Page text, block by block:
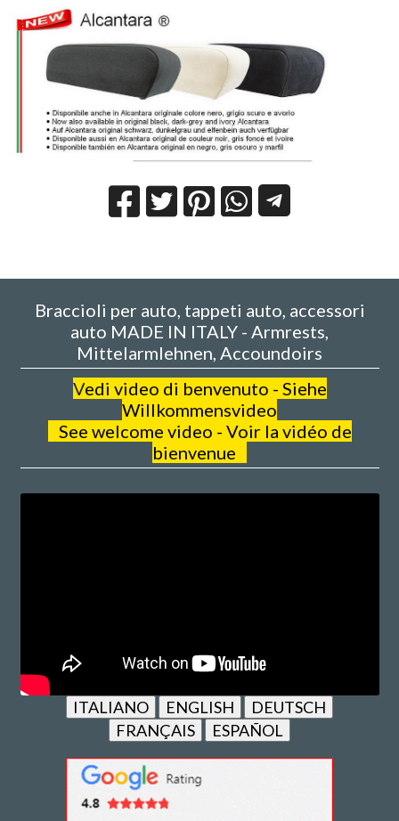
Braccioli per auto, tappeti auto, accessori
auto MADE IN ITALY - Armrests,
Mittelarmlehnen, Accoundoirs
Vedi video di benvenuto - Siehe
Willkommensvideo
See welcome video - Voir la vidéo de
bienvenue
ITALIANO ENGLISH
DEUTSCH
FRANÇAIS
ESPAÑOL